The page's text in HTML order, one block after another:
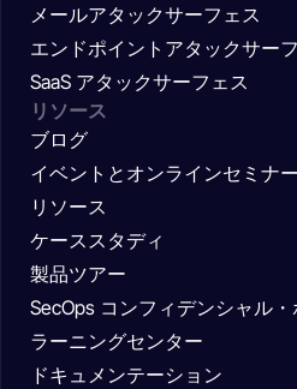
メールアタックサーフェス
エンドポイントアタックサー
SaaS アタックサーフェス
リソース
ブログ
イベントとオンラインセミナー
リソース
ケーススタディ
製品ツアー
SecOps コンフィデンシャル
ラーニングセンター
ドキュメンテーション